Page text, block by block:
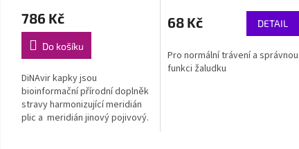
786 Kč
Do košíku
DiNAvir kapky jsou
bioinformační přírodní doplněk
stravy harmonizující meridián
plic a meridián jinový pojivový.
68 Kč DETAIL
Pro normální trávení a správnou
funkci žaludku